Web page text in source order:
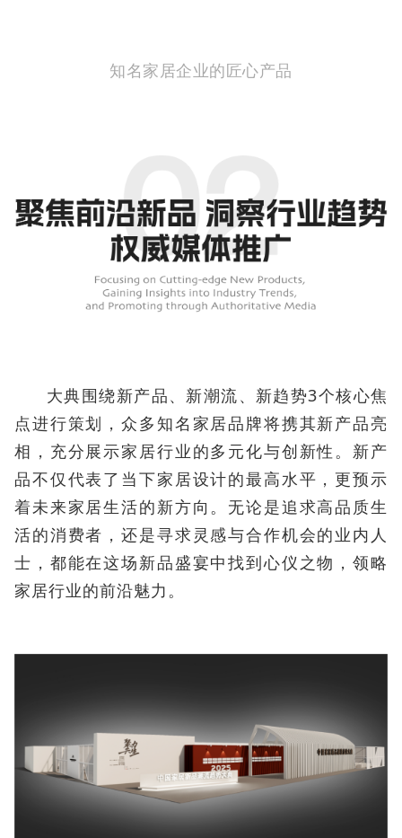
知名家居企业的匠心产品
大典围绕新产品、新潮流、新趋势3个核心焦
点进行策划，众多知名家居品牌将携其新产品亮
相，充分展示家居行业的多元化与创新性。新产
品不仅代表了当下家居设计的最高水平，更预示
着未来家居生活的新方向。无论是追求高品质生
活的消费者，还是寻求灵感与合作机会的业内人
士，都能在这场新品盛宴中找到心仪之物，领略
家居行业的前沿魅力。